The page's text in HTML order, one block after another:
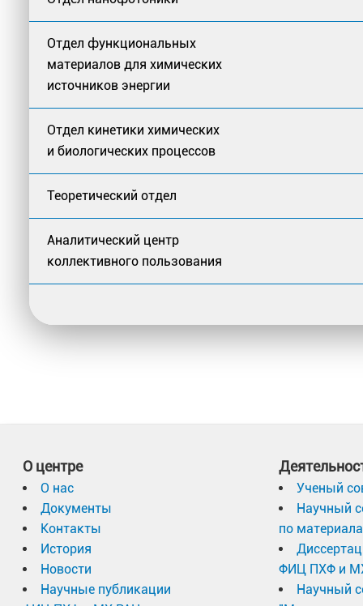
Отдел функциональных
материалов для химических
источников энергии
Отдел кинетики химических
и биологических процессов
Теоретический отдел
Аналитический центр
коллективного пользования
О центре
О нас
Документы
Контакты
История
Новости
Научные публикации
Ученый
Научный
по
ФИЦ ПХФ и
Научный